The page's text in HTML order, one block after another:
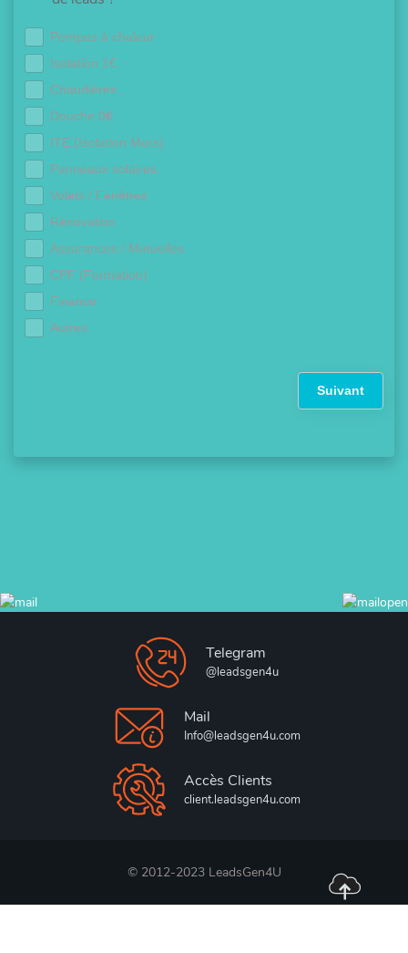
Pompes à chaleur
Isolation 1€
Chaudières
Douche 0€
ITE (Isolation Murs)
Panneaux solaires
Volets / Fenêtres
Rénovation
Assurances / Mutuelles
CPF (Formation)
Finance
Autres
Suivant
Telegram
@leadsgen4u
Mail
Info@leadsgen4u.com
Accès Clients
client.leadsgen4u.com
© 2012-2023 LeadsGen4U